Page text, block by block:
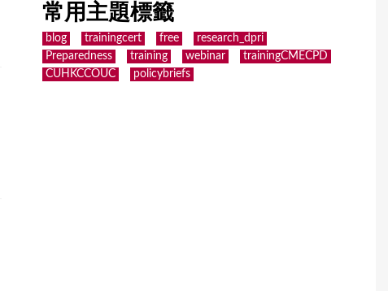
常用主題標籤
blog trainingcert free
research_dpri
Preparedness
training webinar
trainingCMECPD
CUHKCCOUC
policybriefs